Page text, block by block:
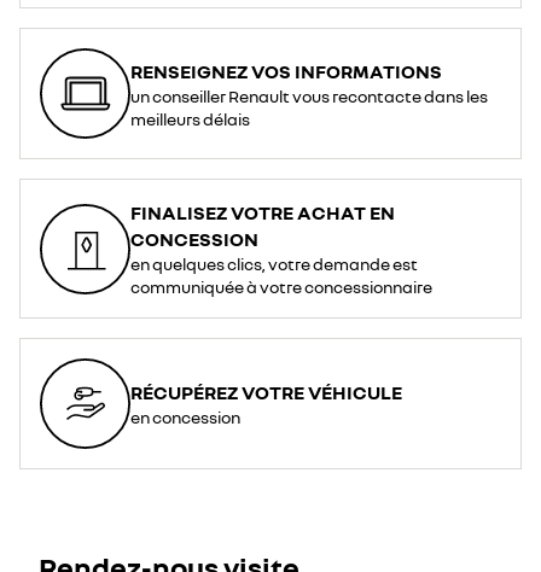
RENSEIGNEZ VOS INFORMATIONS
un conseiller Renault vous recontacte dans les
meilleurs délais
FINALISEZ VOTRE ACHAT EN
CONCESSION
en quelques clics, votre demande est
communiquée à votre concessionnaire
RÉCUPÉREZ VOTRE VÉHICULE
en concession